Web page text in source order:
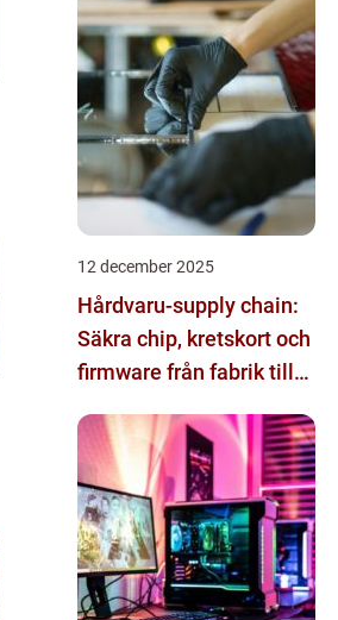
12 december 2025
Hårdvaru-supply chain:
Säkra chip, kretskort och
firmware från fabrik till